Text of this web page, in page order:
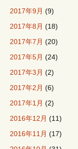
2017年9月 (9)
2017年8月 (18)
2017年7月 (20)
2017年5月 (24)
2017年3月 (2)
2017年2月 (6)
2017年1月 (2)
2016年12月 (11)
2016年11月 (17)